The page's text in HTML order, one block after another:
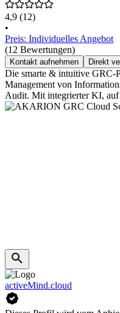
4,9 (12)
•
Preis: Individuelles Angebot
(12 Bewertungen)
Kontakt aufnehmen Direkt
Die smarte & intuitive GRC-
Management von
Audit. Mit integrierter KI, auf
activeMind.cloud